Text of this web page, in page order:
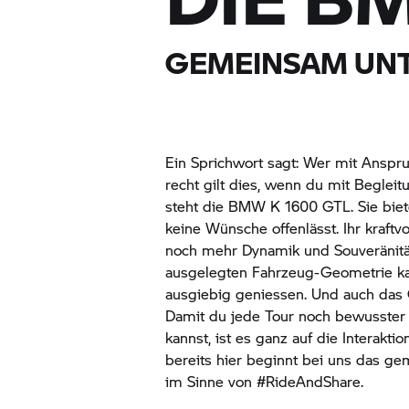
GEMEINSAM
Ein Sprichwort sagt: Wer mit
recht gilt dies, wenn du mit
steht die BMW K 1600 GTL. Sie
keine Wünsche offenlässt. Ihr
noch mehr Dynamik und
ausgelegten Fahrzeug-Geometrie
ausgiebig geniessen. Und auch
Damit du jede Tour noch
kannst, ist es ganz auf die
bereits hier beginnt bei uns das
im Sinne von #RideAndShare.